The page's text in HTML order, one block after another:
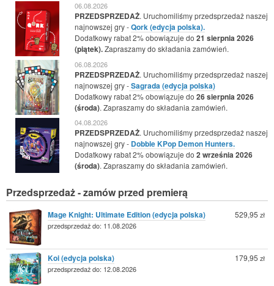
06.08.2026
PRZEDSPRZEDAŻ. Uruchomiliśmy przedsprzedaż naszej
najnowszej gry -Qork (edycja polska).
Dodatkowy rabat 2% obowiązuje do 21 sierpnia 2026
(piątek).Zapraszamy do składania zamówień.
06.08.2026
PRZEDSPRZEDAŻ. Uruchomiliśmy przedsprzedaż naszej
najnowszej gry -Sagrada (edycja polska)
Dodatkowy rabat 2% obowiązuje do 26 sierpnia 2026
(środa). Zapraszamy do składania zamówień.
04.08.2026
PRZEDSPRZEDAŻ. Uruchomiliśmy przedsprzedaż naszej
najnowszej gry - Dobble KPop Demon Hunters.
Dodatkowy rabat 2% obowiązuje do 2 września 2026
(środa). Zapraszamy do składania zamówień.
Przedsprzedaż - zamów przed premierą
Mage Knight: Ultimate Edition (edycja polska)
przedsprzedaż do: 11.08.2026
529,95 zł
Koi (edycja polska)
przedsprzedaż do: 12.08.2026
179,95 zł